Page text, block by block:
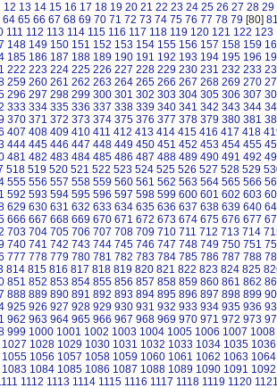
12 13 14 15 16 17 18 19 20 21 22 23 24 25 26 27 28 29
64 65 66 67 68 69 70 71 72 73 74 75 76 77 78 79 [80] 81
111 112 113 114 115 116 117 118 119 120 121 122 123
148 149 150 151 152 153 154 155 156 157 158 159
185 186 187 188 189 190 191 192 193 194 195 196
222 223 224 225 226 227 228 229 230 231 232 233
259 260 261 262 263 264 265 266 267 268 269 270
296 297 298 299 300 301 302 303 304 305 306 307
333 334 335 336 337 338 339 340 341 342 343 344
370 371 372 373 374 375 376 377 378 379 380 381
407 408 409 410 411 412 413 414 415 416 417 418
444 445 446 447 448 449 450 451 452 453 454 455
481 482 483 484 485 486 487 488 489 490 491 492
518 519 520 521 522 523 524 525 526 527 528 529
555 556 557 558 559 560 561 562 563 564 565 566
592 593 594 595 596 597 598 599 600 601 602 603
629 630 631 632 633 634 635 636 637 638 639 640
666 667 668 669 670 671 672 673 674 675 676 677
703 704 705 706 707 708 709 710 711 712 713 714
740 741 742 743 744 745 746 747 748 749 750 751
777 778 779 780 781 782 783 784 785 786 787 788
814 815 816 817 818 819 820 821 822 823 824 825
851 852 853 854 855 856 857 858 859 860 861 862
888 889 890 891 892 893 894 895 896 897 898 899
925 926 927 928 929 930 931 932 933 934 935 936
962 963 964 965 966 967 968 969 970 971 972 973
999 1000 1001 1002 1003 1004 1005 1006 1007 1008
1027 1028 1029 1030 1031 1032 1033 1034 1035 1036
1055 1056 1057 1058 1059 1060 1061 1062 1063 1064
1083 1084 1085 1086 1087 1088 1089 1090 1091 1092
1112 1113 1114 1115 1116 1117 1118 1119 1120 1121